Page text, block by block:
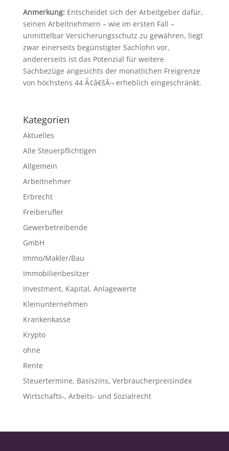
Anmerkung:Entscheidet sich der Arbeitgeber dafür,
seinen Arbeitnehmern – wie im ersten Fall –
unmittelbar Versicherungsschutz zu gewähren, liegt
zwar einerseits begünstigter Sachlohn vor,
andererseits ist das Potenzial für weitere
Sachbezüge angesichts der monatlichen Freigrenze
von höchstens 44 Ã¢â€šÂ¬ erheblich eingeschränkt.
Kategorien
Aktuelles
Alle Steuerpflichtigen
Allgemein
Arbeitnehmer
Erbrecht
Freiberufler
Gewerbetreibende
GmbH
Immo/Makler/Bau
Immobilienbesitzer
Investment, Kapital, Anlagewerte
Kleinunternehmen
Krankenkasse
Krypto
ohne
Rente
Steuertermine, Basiszins, Verbraucherpreisindex
Wirtschafts-, Arbeits- und Sozialrecht